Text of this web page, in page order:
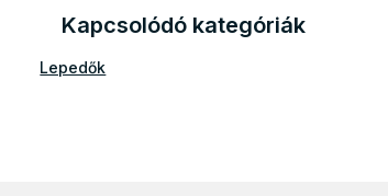
Kapcsolódó kategóriák
Lepedők